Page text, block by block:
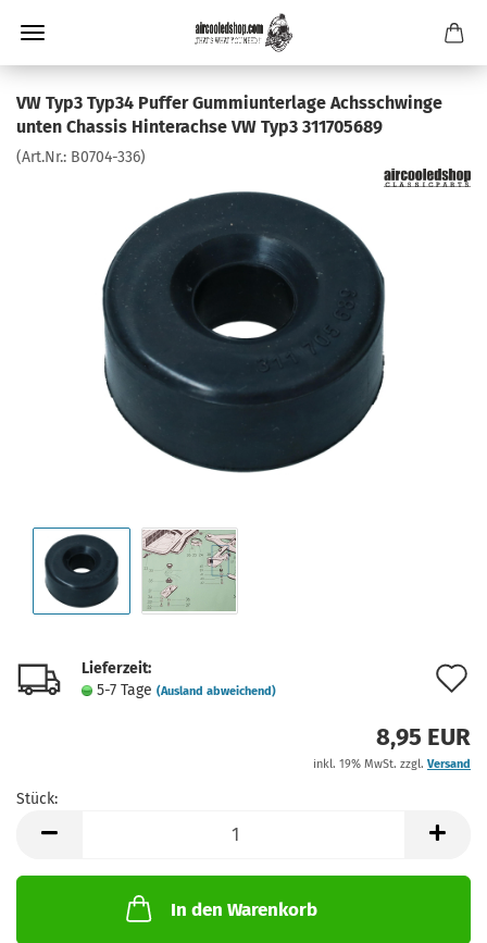
VW Typ3 Typ34 Puffer Gummiunterlage Achsschwinge
unten Chassis Hinterachse VW Typ3 311705689
(Art.Nr.: B0704-336)
Lieferzeit:
5-7 Tage (Ausland abweichend)
8,95 EUR
inkl. 19% MwSt. zzgl. Versand
Stück:
In den Warenkorb